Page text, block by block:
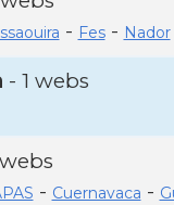
- Fes- Nador
- 1 webs
- Cuernavaca -